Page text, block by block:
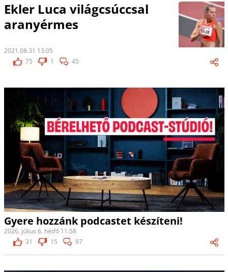
Ekler Luca világcsúccsal
aranyérmes
2021.08.31 13:05
75
1 45
Gyere hozzánk podcastet készíteni!
2026. július 6. hétfő 11:58
31
15 97